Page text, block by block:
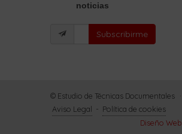
noticias
Subscribirme
© Estudio de Técnicas Documentales ·
Aviso Legal - Política de cookies
Diseño Web